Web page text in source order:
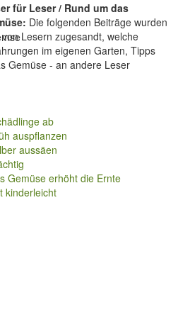
für Leser / Rund um das
Die folgenden Beiträge wurden
Lesern zugesandt, welche
im eigenen Garten, Tipps
Gemüse - an andere Leser
ab
auspflanzen
aussäen
Gemüse erhöht die Ernte
kinderleicht